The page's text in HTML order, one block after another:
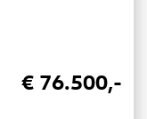
€ 76.500,-